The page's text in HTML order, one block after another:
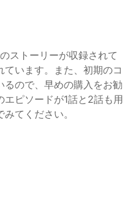
ストーリーが収録されて
います。また、初期のコ
るので、早めの購入をお勧
ピソードが1話と2話も用
てください。